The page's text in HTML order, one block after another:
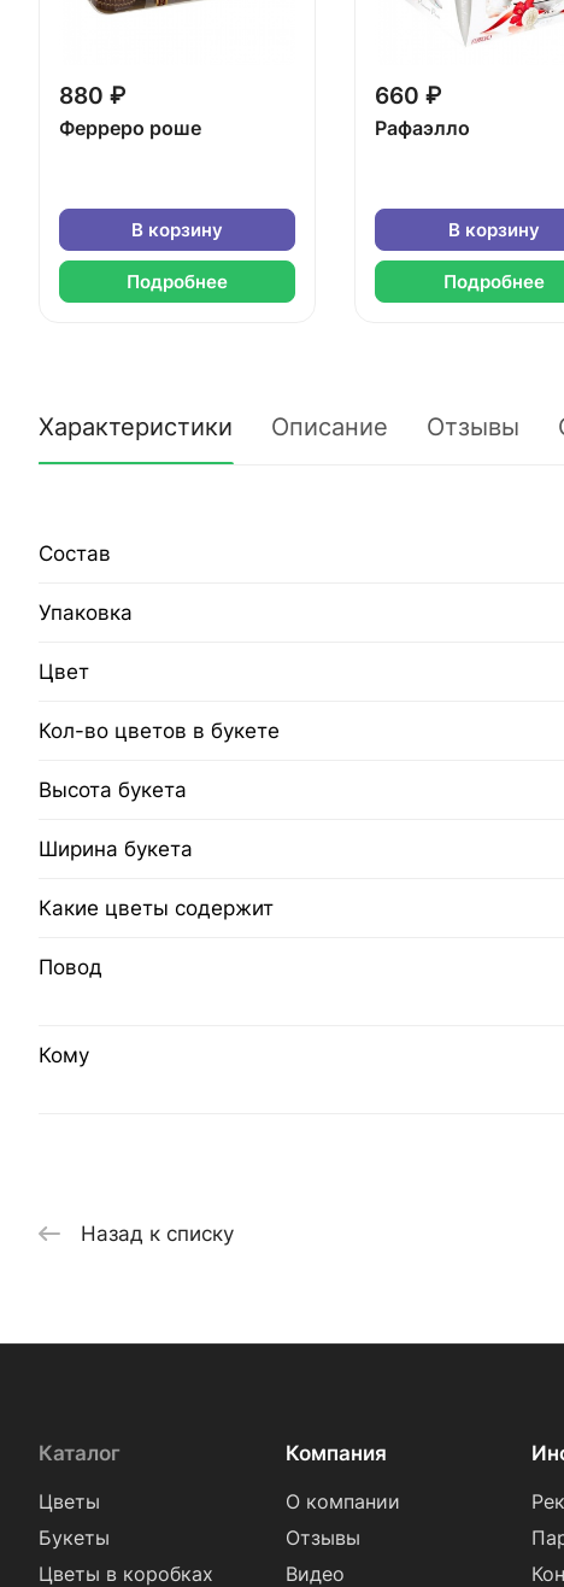
880 ₽
Ферреро роше
В корзину
Подробнее
660 ₽
Рафаэлло
В корзину
Подробнее
Характеристики Описание Отзывы
Состав
Упаковка
Цвет
Кол-во цветов в букете
Высота букета
Ширина букета
Какие цветы содержит
Повод
Кому
Назад к списку
Каталог
Цветы
Букеты
Цветы в коробках
Компания
О компании
Отзывы
Видео